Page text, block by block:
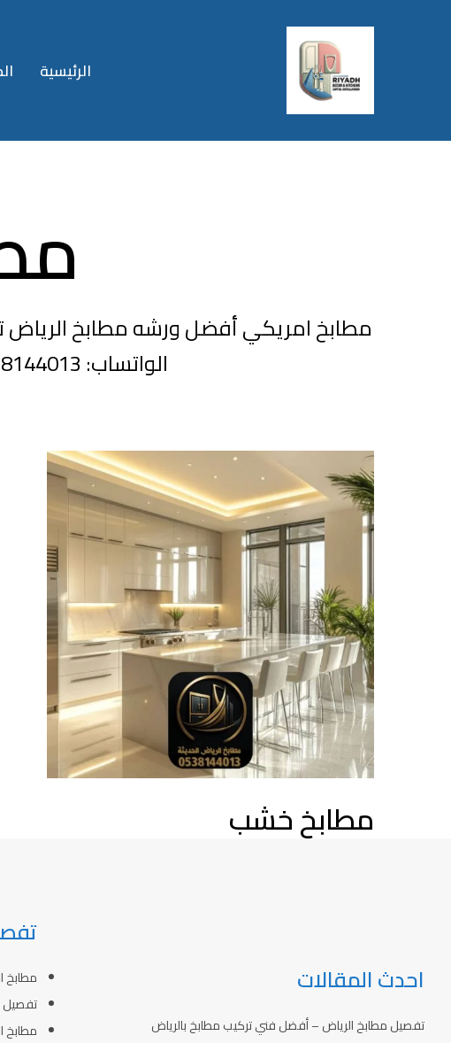
الرئيسية
مطابخ امريكي أفضل ورشه مطابخ
الواتساب: 0538144013 فريقنا مستعد في أي وقت لخدمتكم في الرياض
م
ط
ا
ب
ش
ب
مطابخ خشب
احدث المقالات
تفصيل مطابخ الرياض – أفضل فني تركيب مطابخ بالرياض
مطابخ
تفصيل
مطابخ